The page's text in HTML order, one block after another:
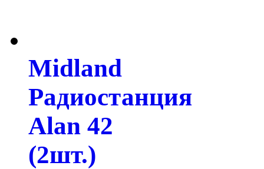
Midland
Радиостанция
Alan 42
(2шт.)